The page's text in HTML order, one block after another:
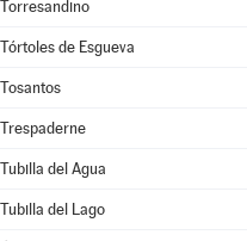
Torresandino
Tórtoles de Esgueva
Tosantos
Trespaderne
Tubilla del Agua
Tubilla del Lago